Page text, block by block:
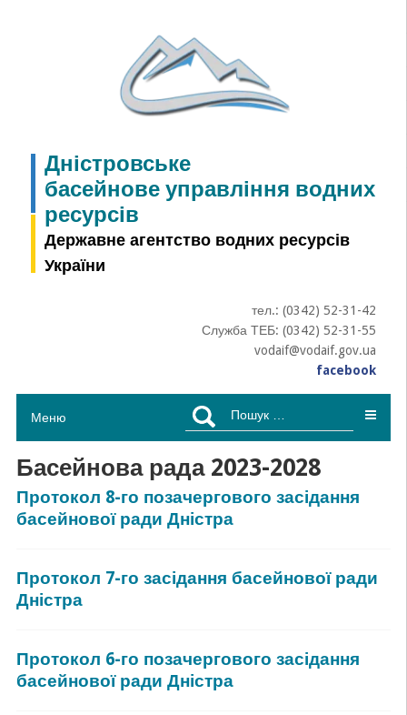
Дністровське
басейнове управління водних
ресурсів
Державне агентство водних ресурсів
України
тел.: (0342) 52-31-42
Служба ТЕБ: (0342) 52-31-55
vodaif@vodaif.gov.ua
facebook
Меню
Пошук:
Басейнова рада 2023-2028
Протокол 8-го позачергового засідання
басейнової ради Дністра
Протокол 7-го засідання басейнової ради
Дністра
Протокол 6-го позачергового засідання
басейнової ради Дністра